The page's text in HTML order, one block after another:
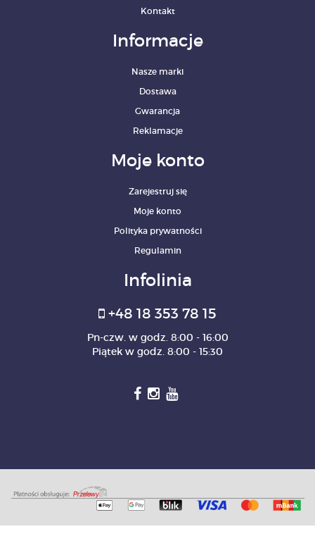
Kontakt
Informacje
Nasze marki
Dostawa
Gwarancja
Reklamacje
Moje konto
Zarejestruj się
Moje konto
Polityka prywatności
Regulamin
Infolinia
+48 18 353 78 15
Pn-czw. w godz. 8:00 - 16:00
Piątek w godz. 8:00 - 15:30